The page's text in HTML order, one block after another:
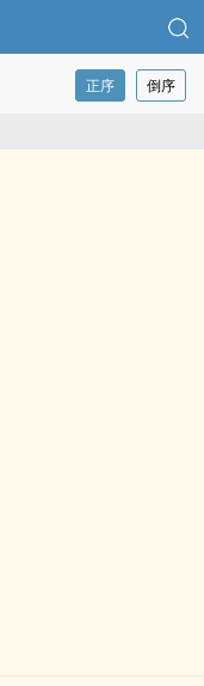
正序 倒序